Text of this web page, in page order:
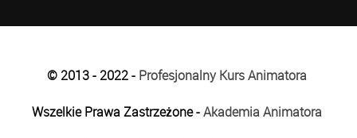
© 2013 - 2022 - Profesjonalny Kurs Animatora
Wszelkie Prawa Zastrzeżone -Akademia Animatora